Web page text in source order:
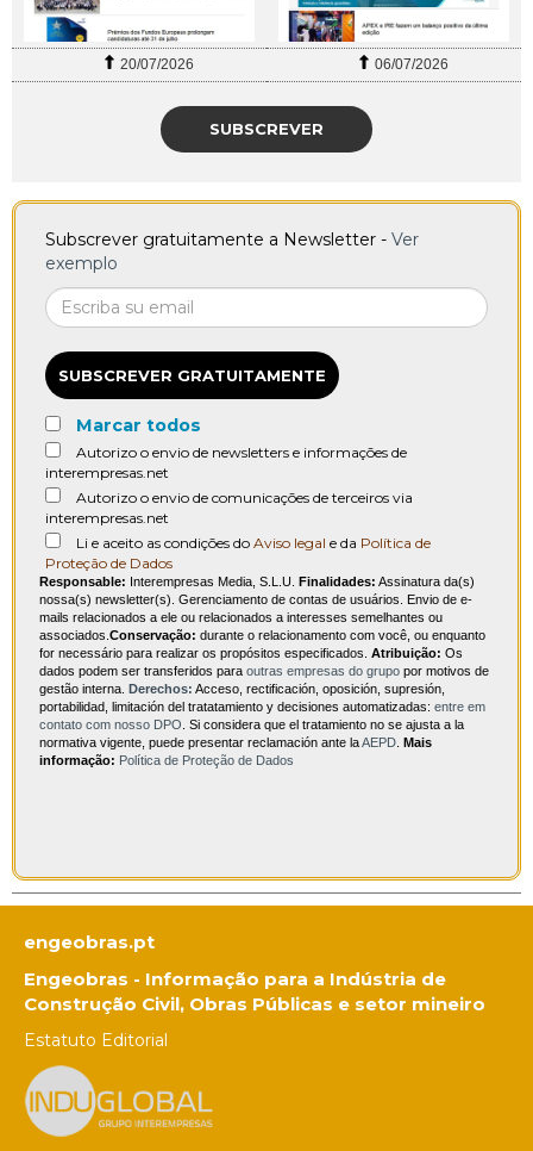
20/07/2026 06/07/2026
SUBSCREVER
Subscrever gratuitamente a Newsletter - Ver
exemplo
SUBSCREVER GRATUITAMENTE
Marcar todos
Autorizo o envio de newsletters e informações de
interempresas.net
Autorizo o envio de comunicações de terceiros via
interempresas.net
Li e aceito as condições do Aviso legal e da Política de
Proteção de Dados
Responsable: Interempresas Media, S.L.U. Finalidades: Assinatura da(s)
nossa(s) newsletter(s). Gerenciamento de contas de usuários. Envio de e-
mails relacionados a ele ou relacionados a interesses semelhantes ou
associados. Conservação: durante o relacionamento com você, ou enquanto
for necessário para realizar os propósitos especificados. Atribuição: Os
dados podem ser transferidos para outras empresas do grupo por motivos de
gestão interna. Derechos: Acceso, rectificación, oposición, supresión,
portabilidad, limitación del tratatamiento y decisiones automatizadas: entre em
contato com nosso DPO . Si considera que el tratamiento no se ajusta a la
normativa vigente, puede presentar reclamación ante laAEPD Mais
informação: Política de Proteção de Dados
engeobras.pt
Engeobras - Informação para a Indústria de
Construção Civil, Obras Públicas e setor mineiro
Estatuto Editorial